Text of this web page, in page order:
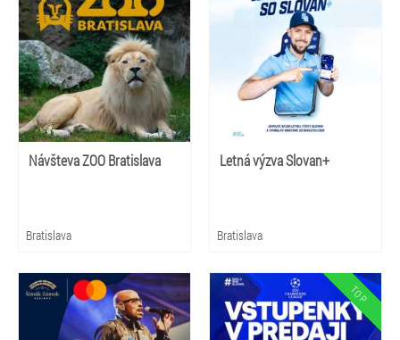
Návšteva ZOO Bratislava
Bratislava
Letná výzva Slovan+
Bratislava